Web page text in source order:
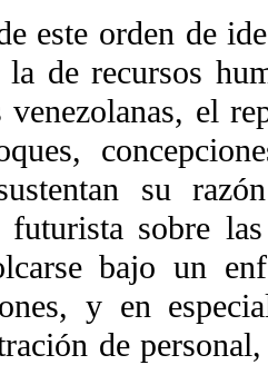
este orden de
la de recursos
venezolanas, el
su
futurista sobre
bajo un
y en
de